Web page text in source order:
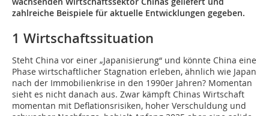
zahlreiche Beispiele für aktuelle Entwicklungen gegeben.
1 Wirtschaftssituation
Steht China vor einer „Japanisierung“ und könnte China eine
Phase wirtschaftlicher Stagnation erleben, ähnlich wie Japan
nach der Immobilienkrise in den 1990er Jahren? Momentan
sieht es nicht danach aus. Zwar kämpft Chinas Wirtschaft
momentan mit Deflationsrisiken, hoher Verschuldung und